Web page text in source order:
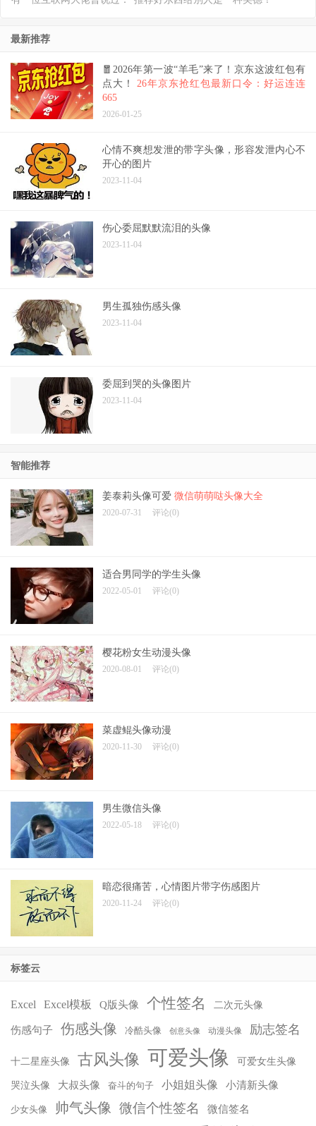
最新推荐
🧧2026年第一波“羊毛”来了！京东这波红包有
点大！ 26年京东抢红包最新口令：好运连连
665
2026-01-25
心情不爽想发泄的带字头像，形容发泄内心不
开心的图片
2023-11-04
伤心委屈默默流泪的头像
2023-11-04
男生孤独伤感头像
2023-11-04
委屈到哭的头像图片
2023-11-04
智能推荐
姜泰莉头像可爱 微信萌萌哒头像大全
2020-07-31 评论(0)
适合男同学的学生头像
2022-05-01 评论(0)
樱花粉女生动漫头像
2020-08-01 评论(0)
菜虚鲲头像动漫
2020-11-30 评论(0)
男生微信头像
2022-05-18 评论(0)
暗恋很痛苦，心情图片带字伤感图片
2020-11-24 评论(0)
标签云
Excel Excel模板 Q版头像 个性签名 二次元头像
伤感句子 伤感头像 冷酷头像 创意头像 动漫头像 励志签名
十二星座头像 古风头像 可爱头像 可爱女生头像
哭泣头像 大叔头像 奋斗的句子 小姐姐头像 小清新头像
少女头像 帅气头像 微信个性签名 微信签名